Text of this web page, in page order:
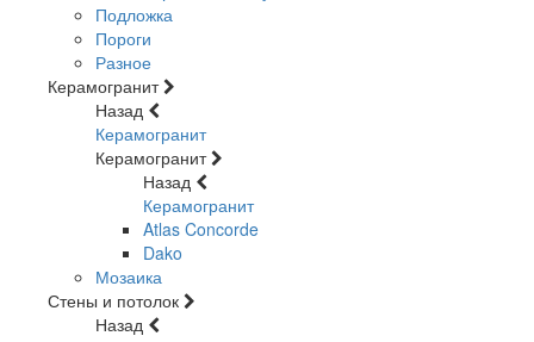
Подложка
Пороги
Разное
Керамогранит
Назад
Керамогранит
Керамогранит
Назад
Керамогранит
Atlas Concorde
Dako
Мозаика
Стены и потолок
Назад